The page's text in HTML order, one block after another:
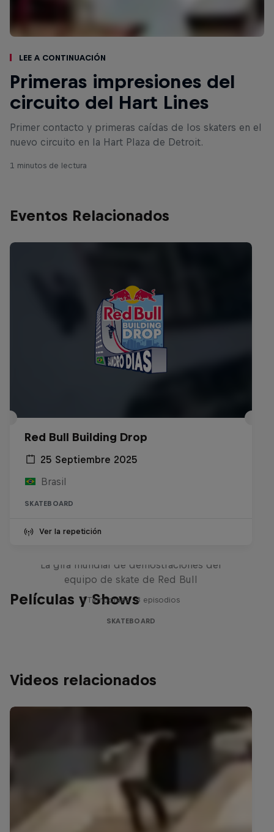
Lee a continuación
Primeras impresiones del
circuito del Hart Lines
Primer contacto y primeras caídas de los skaters en el
nuevo circuito en la Hart Plaza de Detroit.
1 minutos de lectura
Eventos Relacionados
Red Bull Building Drop
25 Septiembre 2025
Brasil
SKATEBOARD
Ver la repetición
Películas y Shows
La gira mundial de demostraciones del
equipo de skate de Red Bull
1 Temporada · 3 episodios
SKATEBOARD
Videos relacionados